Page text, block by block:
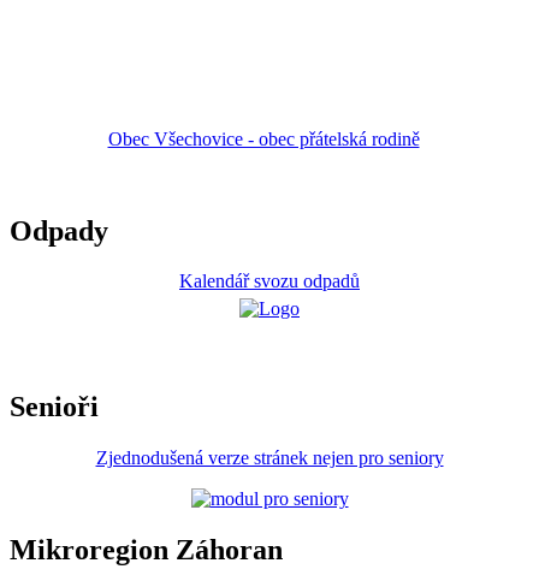
Obec Všechovice - obec přátelská rodině
Odpady
Kalendář svozu odpadů
Senioři
Zjednodušená verze stránek nejen pro seniory
Mikroregion Záhoran